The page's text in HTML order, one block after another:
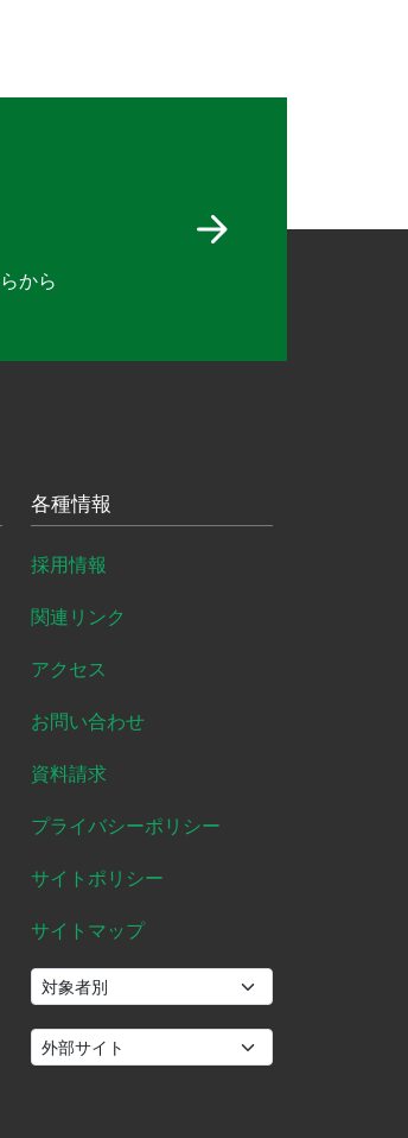
から
各種情報
採用情報
関連リンク
アクセス
お問い合わせ
資料請求
プライバシーポリシー
サイトポリシー
サイトマップ